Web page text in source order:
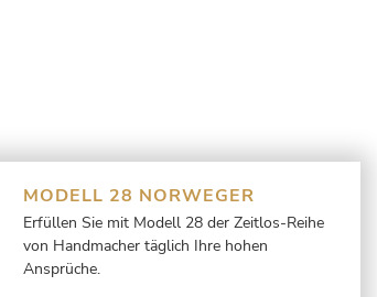
MODELL 28 NORWEGER
Erfüllen Sie mit Modell 28 der Zeitlos-Reihe
von Handmacher täglich Ihre hohen
Ansprüche.